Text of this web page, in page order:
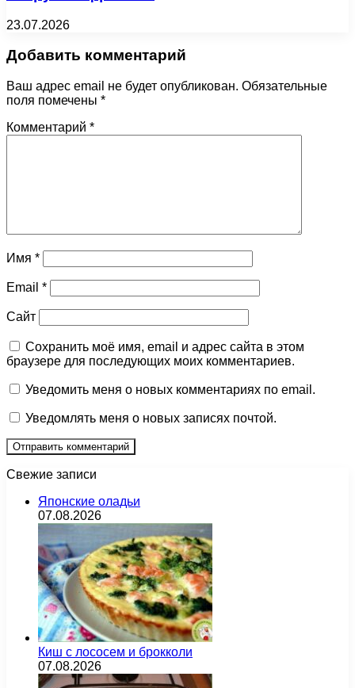
23.07.2026
Добавить комментарий
Ваш адрес email не будет опубликован. Обязательные
поля помечены *
Комментарий *
Имя *
Email *
Сайт
Сохранить моё имя, email и адрес сайта в этом
браузере для последующих моих комментариев.
Уведомить меня о новых комментариях по email.
Уведомлять меня о новых записях почтой.
Свежие записи
Японские оладьи
07.08.2026
Киш с лососем и брокколи
07.08.2026